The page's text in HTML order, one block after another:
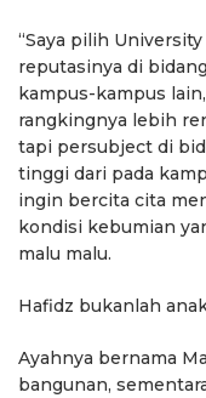
“Saya pilih
reputasinya di
kampus-kampus
rangkingnya lebih
tapi persubject di
tinggi dari pada
ingin bercita cita
kondisi kebumian
malu malu.
Hafidz bukanlah
Ayahnya bernama
bangunan,